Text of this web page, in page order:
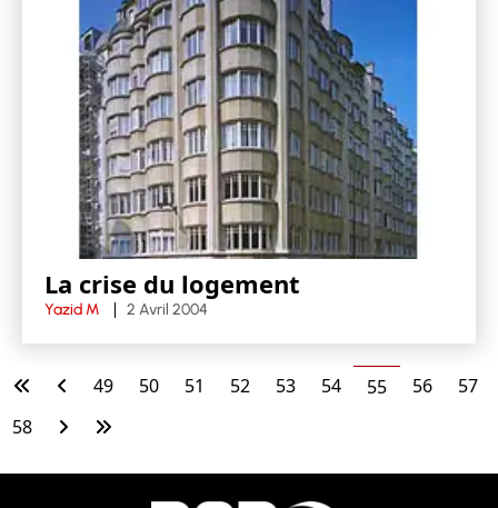
La crise du logement
Yazid M 2 Avril 2004
49 50 51 52 53 54 55 56
57
58